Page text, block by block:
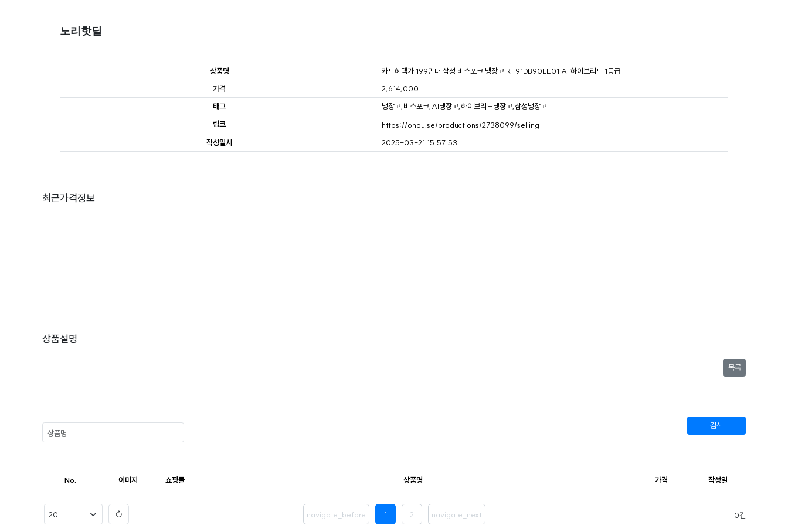
노리핫딜
상품명
카드혜택가 199만대 삼성 비스포크 냉장고 RF91DB90LE01 AI 하이브리드 1등급
가격
2,614,000
태그
냉장고,비스포크,AI냉장고,하이브리드냉장고,삼성냉장고
링크
https://ohou.se/productions/2738099/selling
작성일시
2025-03-21 15:57:53
최근가격정보
상품설명
목록
검색
No. 이미지 쇼핑몰 상품명 가격 작성일
navigate_before 1 2 navigate_next 0